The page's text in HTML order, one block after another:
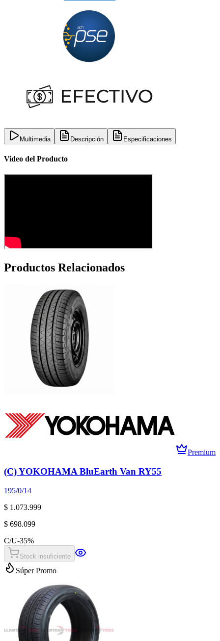
Multimedia Descripción Especificaciones
Video del Producto
Productos Relacionados
Premium
(C) YOKOHAMA BluEarth Van RY55
195/0/14
$ 1.073.999
$ 698.099
C/U-35%
Stock insuficiente
Súper Promo